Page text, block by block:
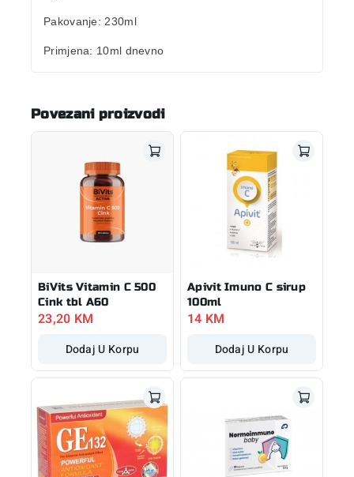
Pakovanje: 230ml
Primjena: 10ml dnevno
Povezani proizvodi
BiVits Vitamin C 500
Cink tbl A60
23,20 KM
Dodaj U Korpu
Apivit Imuno C sirup
100ml
14 KM
Dodaj U Korpu